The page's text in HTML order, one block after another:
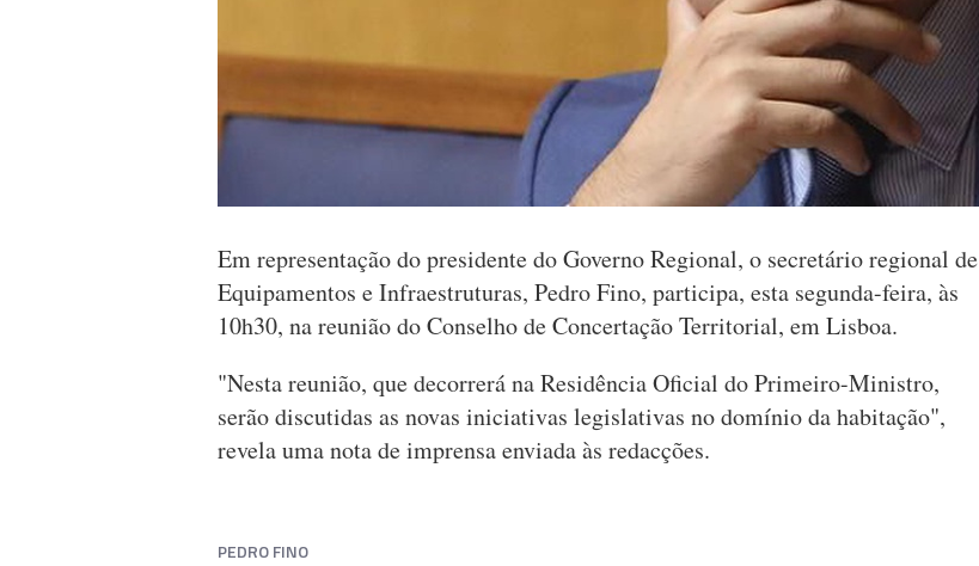
Em representação do presidente do Governo Regional, o secretário regional de
Equipamentos e Infraestruturas, Pedro Fino, participa, esta segunda-feira, às
10h30, na reunião do Conselho de Concertação Territorial, em Lisboa.
"Nesta reunião, que decorrerá na Residência Oficial do Primeiro-Ministro,
serão discutidas as novas iniciativas legislativas no domínio da habitação",
revela uma nota de imprensa enviada às redacções.
PEDRO FINO